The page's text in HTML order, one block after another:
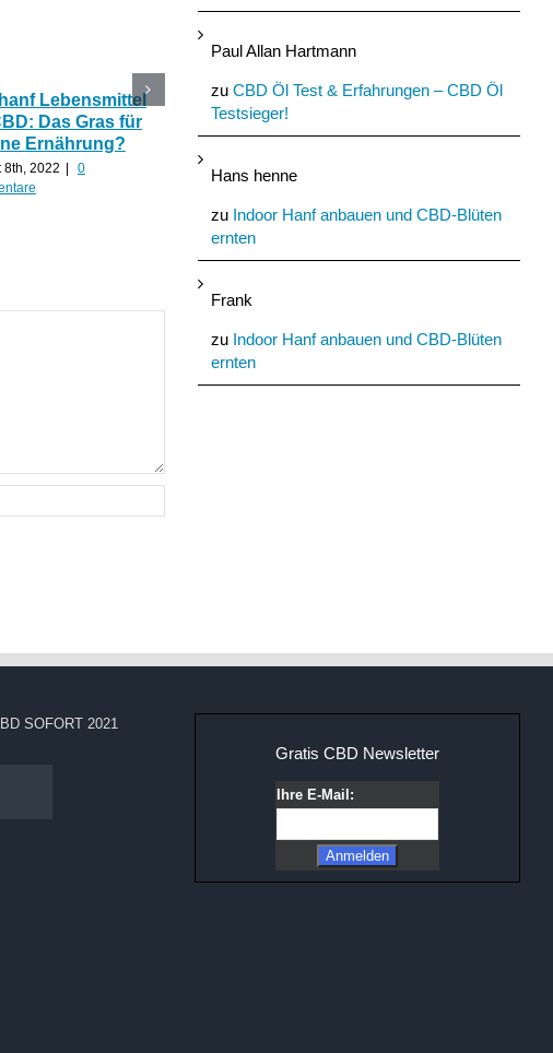
Lebensmittel
Das Gras für
Ernährung?
8th, 2022 |
0
Studie: Vollspektrum
CBD bei Epilepsie
Isolate!
Kommentare
Neue Cannabinoide
Paul Allan Hartmann
zu CBD Öl Test & Erfahrungen – CBD Öl
Testsieger!
Hans henne
zu Indoor Hanf anbauen und CBD-Blüten
ernten
Frank
zu Indoor Hanf anbauen und CBD-Blüten
ernten
SOFORT 2021
Gratis CBD Newsletter
Ihre E-Mail: